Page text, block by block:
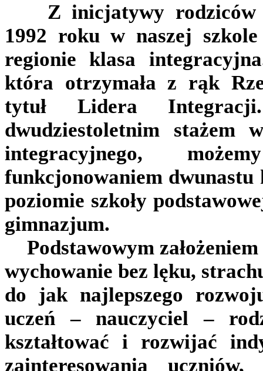
Z inicjatywy rodziców
1992 roku w naszej
regionie klasa
która otrzymała z rąk
tytuł Lidera
dwudziestoletnim stażem
integracyjnego,
funkcjonowaniem
poziomie szkoły
gimnazjum.
Podstawowym
wychowanie bez lęku,
do jak najlepszego
uczeń – nauczyciel –
kształtować i rozwijać
zainteresowania uczniów,